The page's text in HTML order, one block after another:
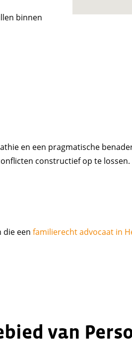
binnen
en een pragmatische
constructief op te lossen.
die een familierecht advocaat in
van